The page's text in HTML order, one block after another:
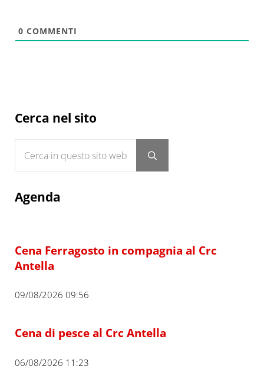
0 COMMENTI
Sidebar
Cerca nel sito
Submit search
Agenda
Cena Ferragosto in compagnia al Crc
Antella
09/08/2026 09:56
Cena di pesce al Crc Antella
06/08/2026 11:23